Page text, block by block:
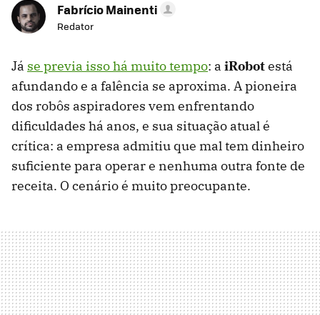
Fabrício Mainenti
Redator
Já se previa isso há muito tempo: a iRobotestá
afundando e a falência se aproxima. A pioneira
dos robôs aspiradores vem enfrentando
dificuldades há anos, e sua situação atual é
crítica: a empresa admitiu que mal tem dinheiro
suficiente para operar e nenhuma outra fonte de
receita. O cenário é muito preocupante.